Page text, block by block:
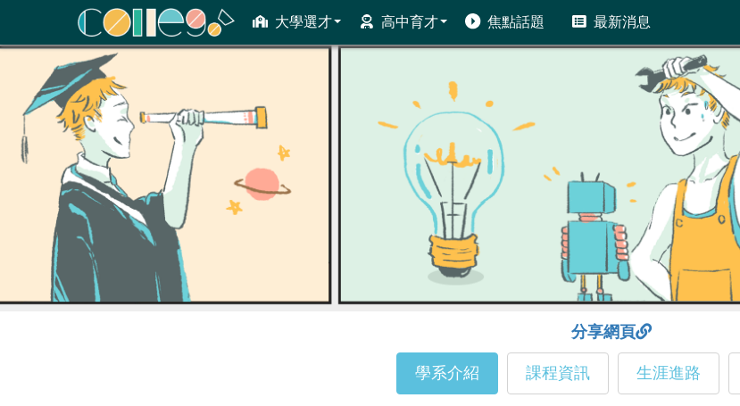
大學選才 高中育才 焦點話題 最新消息
ColleGo! 大學選才與高中育才輔助系統
分享網頁
學系介紹 課程資訊 生涯進路